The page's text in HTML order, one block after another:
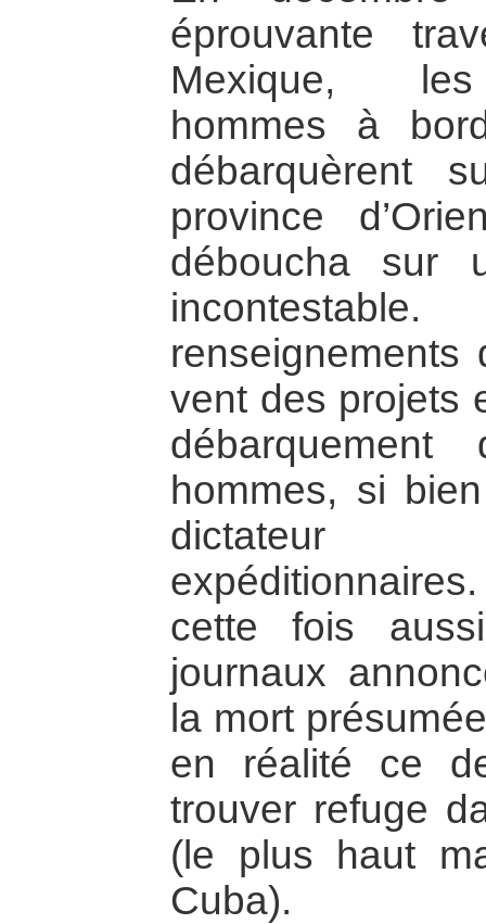
éprouvante
Mexique, les
hommes à
débarquèrent
province
déboucha sur
renseignements
vent des projets
hommes, si
dictateur
cette fois
journaux
la mort
en réalité ce
trouver refuge
(le plus haut
Cuba).